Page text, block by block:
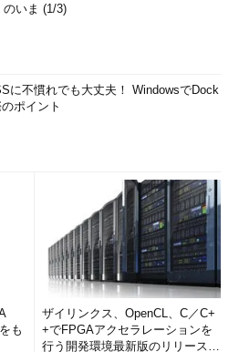
のいま (1/3)
に不慣れでも大丈夫！ WindowsでDock
ポイント
も
ザイリンクス、OpenCL、C／C+
+でFPGAアクセラレーションを
行う開発環境最新版のリリースを